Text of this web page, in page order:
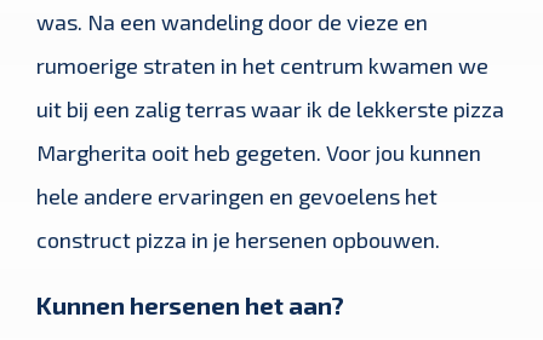
was. Na een wandeling door de vieze en
rumoerige straten in het centrum kwamen we
uit bij een zalig terras waar ik de lekkerste pizza
Margherita ooit heb gegeten. Voor jou kunnen
hele andere ervaringen en gevoelens het
construct pizza in je hersenen opbouwen.
Kunnen hersenen het aan?